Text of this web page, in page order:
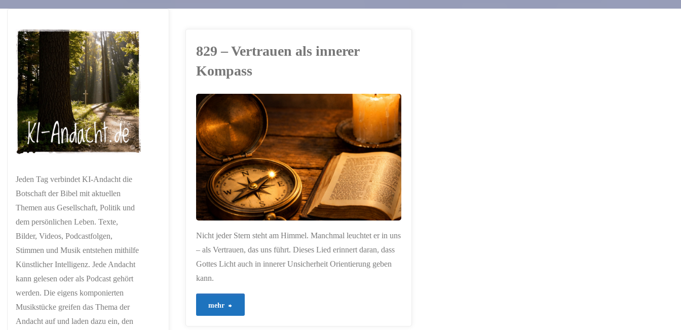
829 – Vertrauen als innerer
Kompass
Nicht jeder Stern steht am Himmel. Manchmal leuchtet er in uns
– als Vertrauen, das uns führt. Dieses Lied erinnert daran, dass
Gottes Licht auch in innerer Unsicherheit Orientierung geben
kann.
mehr "829
Jeden Tag verbindet KI-Andacht die
Botschaft der Bibel mit aktuellen
Themen aus Gesellschaft, Politik und
dem persönlichen Leben. Texte,
Bilder, Videos, Podcastfolgen,
Stimmen und Musik entstehen mithilfe
Künstlicher Intelligenz. Jede Andacht
kann gelesen oder als Podcast gehört
werden. Die eigens komponierten
Musikstücke greifen das Thema der
Andacht auf und laden dazu ein, den